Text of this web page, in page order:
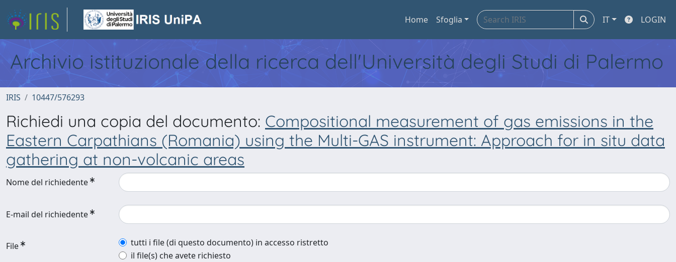
Home Sfoglia IT LOGIN
Archivio istituzionale della ricerca dell'Università degli Studi di Palermo
IRIS 10447/576293
Richiedi una copia del documento: Compositional measurement of gas emissions in the
Eastern Carpathians (Romania) using the Multi-GAS instrument: Approach for in situ data
gathering at non-volcanic areas
Nome del richiedente
E-mail del richiedente
File
tutti i file (di questo documento) in accesso ristretto
il file(s) che avete richiesto